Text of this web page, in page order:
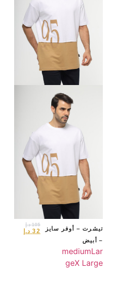
تيشرت – أوفر سايز
– أبيض
105 د.إ
32 د.إ
mediumLar
geX Large